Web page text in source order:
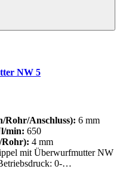
NW 5
Rohr/Anschluss): 6 mm
min: 650
Rohr): 4 mm
mit Überwurfmutter NW
0-…